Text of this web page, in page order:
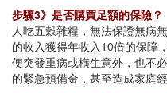
步驟3》是否購買足額的保險？
人吃五穀雜糧，無法保證無病
的收入獲得年收入10倍的保障
便突發重病或橫生意外，也不
的緊急預備金，甚至造成家庭經